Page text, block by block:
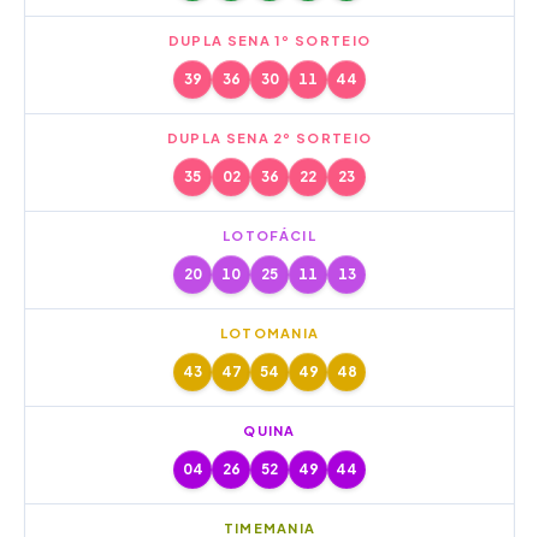
DUPLA SENA 1º SORTEIO
39 36 30 11 44
DUPLA SENA 2º SORTEIO
35 02 36 22 23
LOTOFÁCIL
20 10 25 11 13
LOTOMANIA
43 47 54 49 48
QUINA
04 26 52 49 44
TIMEMANIA